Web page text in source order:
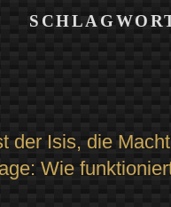
der Isis, die Macht
Wie